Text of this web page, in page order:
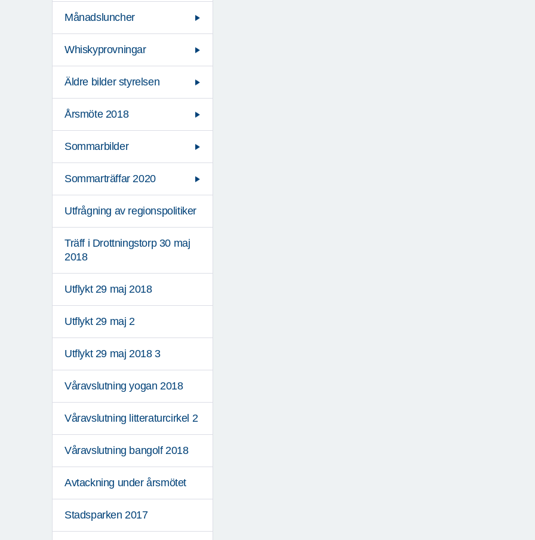
Månadsluncher
Whiskyprovningar
Äldre bilder styrelsen
Årsmöte 2018
Sommarbilder
Sommarträffar 2020
Utfrågning av regionspolitiker
Träff i Drottningstorp 30 maj
2018
Utflykt 29 maj 2018
Utflykt 29 maj 2
Utflykt 29 maj 2018 3
Våravslutning yogan 2018
Våravslutning litteraturcirkel 2
Våravslutning bangolf 2018
Avtackning under årsmötet
Stadsparken 2017